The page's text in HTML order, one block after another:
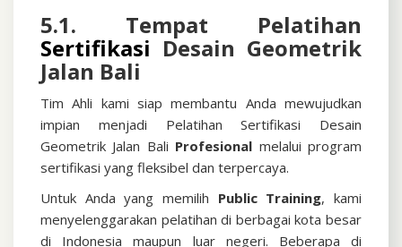
5.1. Tempat Pelatihan
Sertifikasi Desain Geometrik
Jalan Bali
Tim Ahli kami siap membantu Anda mewujudkan
impian menjadi Pelatihan Sertifikasi Desain
Geometrik Jalan Bali Profesional melalui program
sertifikasi yang fleksibel dan terpercaya.
Untuk Anda yang memilih Public Training, kami
menyelenggarakan pelatihan di berbagai kota besar
di Indonesia maupun luar negeri. Beberapa di